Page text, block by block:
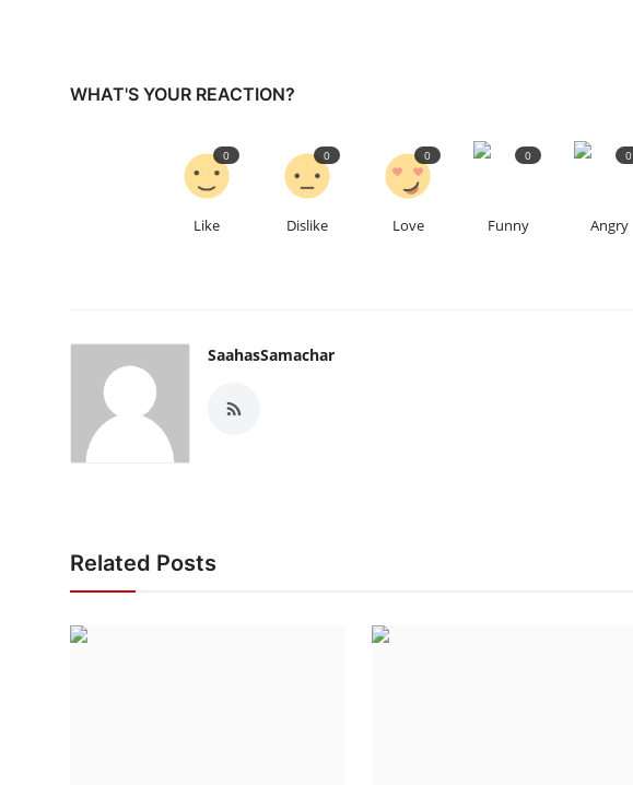
WHAT'S YOUR REACTION?
Like
0
Dislike
0
Love
0
Funny
0
Angry
0
SaahasSamachar
Related Posts